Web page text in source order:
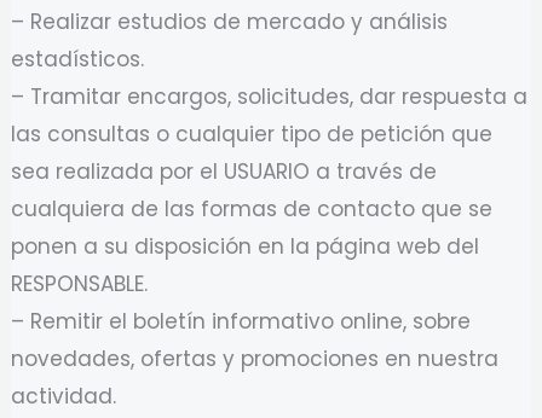
– Realizar estudios de mercado y análisis
estadísticos.
– Tramitar encargos, solicitudes, dar respuesta a
las consultas o cualquier tipo de petición que
sea realizada por el USUARIO a través de
cualquiera de las formas de contacto que se
ponen a su disposición en la página web del
RESPONSABLE.
– Remitir el boletín informativo online, sobre
novedades, ofertas y promociones en nuestra
actividad.